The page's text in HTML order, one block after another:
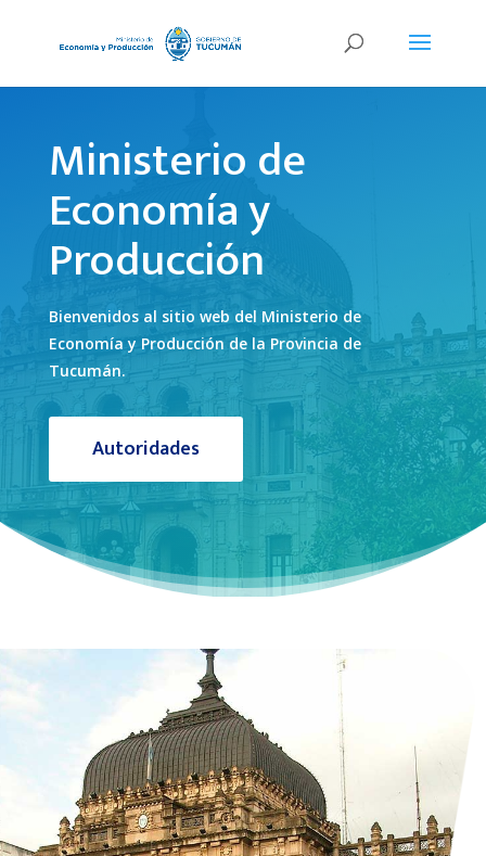
Ministerio de
Economía y
Producción
Bienvenidos al sitio web del Ministerio de
Economía y Producción de la Provincia de
Tucumán.
Autoridades